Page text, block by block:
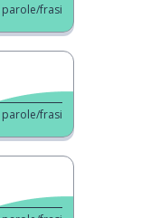
parole/frasi
parole/frasi